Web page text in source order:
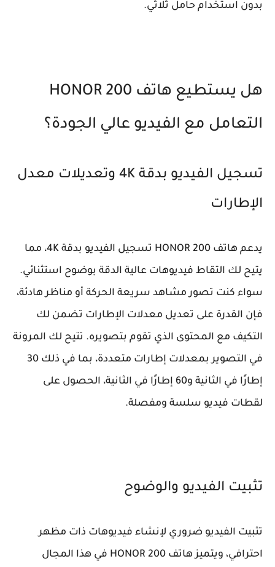
بدون استخدام حامل ثلاثي.
هل يستطيع هاتف HONOR 200
التعامل مع الفيديو عالي الجودة؟
تسجيل الفيديو بدقة 4K وتعديلات معدل
الإطارات
يدعم هاتف HONOR 200 تسجيل الفيديو بدقة 4K، مما
يتيح لك التقاط فيديوهات عالية الدقة بوضوح استثنائي.
سواء كنت تصور مشاهد سريعة الحركة أو مناظر هادئة،
فإن القدرة على تعديل معدلات الإطارات تضمن لك
التكيف مع المحتوى الذي تقوم بتصويره. تتيح لك المرونة
في التصوير بمعدلات إطارات متعددة، بما في ذلك 30
إطارًا في الثانية و60 إطارًا في الثانية، الحصول على
لقطات فيديو سلسة ومفصلة.
تثبيت الفيديو والوضوح
تثبيت الفيديو ضروري لإنشاء فيديوهات ذات مظهر
احترافي، ويتميز هاتف HONOR 200 في هذا المجال